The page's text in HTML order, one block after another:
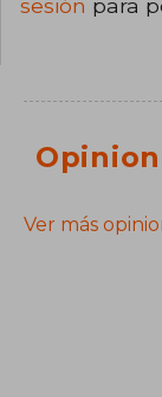
sesión para
Ver más